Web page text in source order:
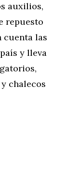
auxilios,
repuesto
cuenta las
y lleva
chalecos